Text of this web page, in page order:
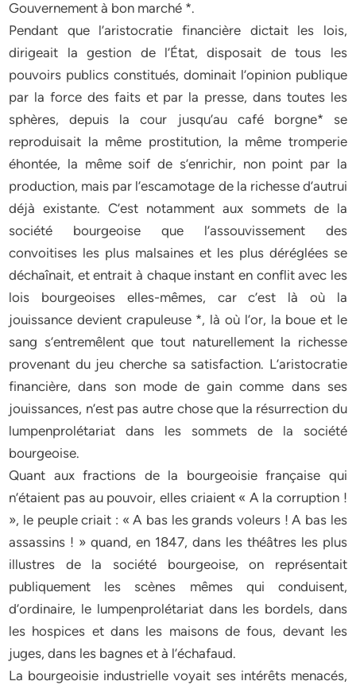
Gouvernement à bon marché *.
Pendant que l’aristocratie financière dictait les lois,
dirigeait la gestion de l’État, disposait de tous les
pouvoirs publics constitués, dominait l’opinion publique
par la force des faits et par la presse, dans toutes les
sphères, depuis la cour jusqu’au café borgne* se
reproduisait la même prostitution, la même tromperie
éhontée, la même soif de s’enrichir, non point par la
production, mais par l’escamotage de la richesse d’autrui
déjà existante. C’est notamment aux sommets de la
société bourgeoise que l’assouvissement des
convoitises les plus malsaines et les plus déréglées se
déchaînait, et entrait à chaque instant en conflit avec les
lois bourgeoises elles-mêmes, car c’est là où la
jouissance devient crapuleuse *, là où l’or, la boue et le
sang s’entremêlent que tout naturellement la richesse
provenant du jeu cherche sa satisfaction. L’aristocratie
financière, dans son mode de gain comme dans ses
jouissances, n’est pas autre chose que la résurrection du
lumpenprolétariat dans les sommets de la société
bourgeoise.
Quant aux fractions de la bourgeoisie française qui
n’étaient pas au pouvoir, elles criaient « A la corruption !
», le peuple criait : « A bas les grands voleurs ! A bas les
assassins ! » quand, en 1847, dans les théâtres les plus
illustres de la société bourgeoise, on représentait
publiquement les scènes mêmes qui conduisent,
d’ordinaire, le lumpenprolétariat dans les bordels, dans
les hospices et dans les maisons de fous, devant les
juges, dans les bagnes et à l’échafaud.
La bourgeoisie industrielle voyait ses intérêts menacés,